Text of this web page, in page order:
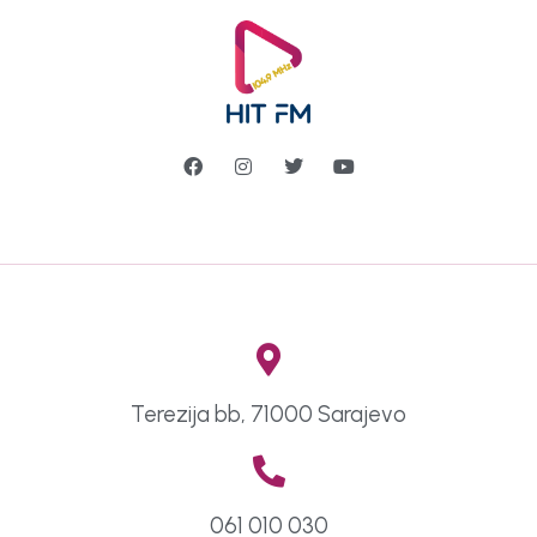
Terezija bb, 71000 Sarajevo
061 010 030